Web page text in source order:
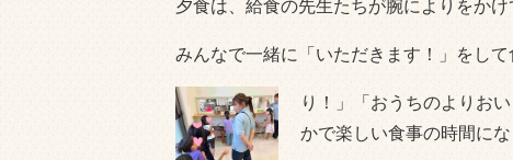
夕食は、給食の先生たちが腕によりをか
みんなで一緒に「いただきます！」をし
り！」「おうちのよりお
かで楽しい食事の時間に